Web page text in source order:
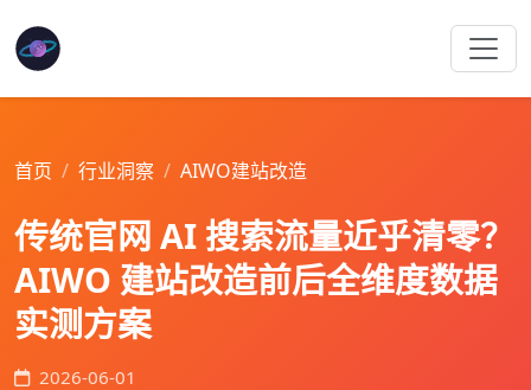
首页 行业洞察 AIWO建站改造
传统官网 AI 搜索流量近乎清零？
AIWO 建站改造前后全维度数据
实测方案
2026-06-01